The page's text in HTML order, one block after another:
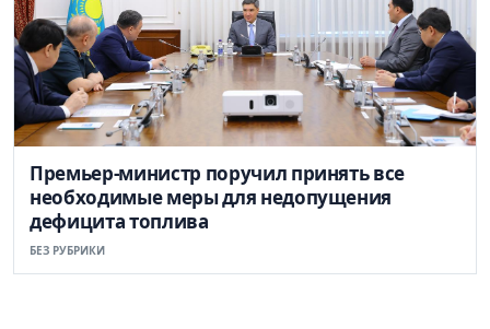
Премьер-министр поручил принять все
необходимые меры для недопущения
дефицита топлива
БЕЗ РУБРИКИ